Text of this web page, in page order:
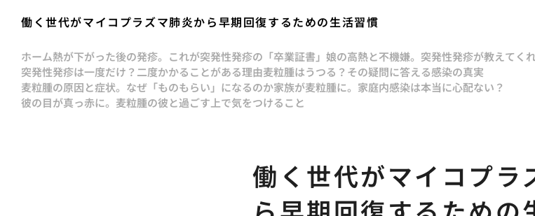
働く世代がマイコプラズマ肺炎から早期回復するための生活習慣
ホーム熱が下がった後の発疹。これが突発性発疹の「卒業証書」 娘の高熱と不機嫌。突発性発疹が教えてく
突発性発疹は一度だけ？二度かかることがある理由麦粒腫はうつる？その疑問に答える感染の真実
麦粒腫の原因と症状。なぜ「ものもらい」になるのか家族が麦粒腫に。家庭内感染は本当に心配ない？
彼の目が真っ赤に。麦粒腫の彼と過ごす上で気をつけること
働く世代がマイコプラ